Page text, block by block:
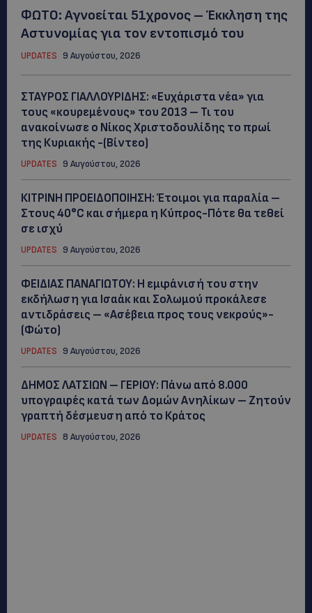
ΦΩΤΟ: Αγνοείται 51χρονος – Έκκληση της
Αστυνομίας για τον εντοπισμό του
UPDATES 9 Αυγούστου, 2026
ΣΤΑΥΡΟΣ ΓΙΑΛΛΟΥΡΙΔΗΣ: «Ευχάριστα νέα» για
τους «κουρεμένους» του 2013 – Τι του
ανακοίνωσε ο Νίκος Χριστοδουλίδης το πρωί
της Κυριακής -(Βίντεο)
UPDATES 9 Αυγούστου, 2026
ΚΙΤΡΙΝΗ ΠΡΟΕΙΔΟΠΟΙΗΣΗ: Έτοιμοι για παραλία –
Στους 40°C και σήμερα η Κύπρος-Πότε θα τεθεί
σε ισχύ
UPDATES 9 Αυγούστου, 2026
ΦΕΙΔΙΑΣ ΠΑΝΑΓΙΩΤΟΥ: Η εμφάνισή του στην
εκδήλωση για Ισαάκ και Σολωμού προκάλεσε
αντιδράσεις – «Ασέβεια προς τους νεκρούς»-
(Φώτο)
UPDATES 9 Αυγούστου, 2026
ΔΗΜΟΣ ΛΑΤΣΙΩΝ – ΓΕΡΙΟΥ: Πάνω από 8.000
υπογραφές κατά των Δομών Ανηλίκων – Ζητούν
γραπτή δέσμευση από το Κράτος
UPDATES 8 Αυγούστου, 2026